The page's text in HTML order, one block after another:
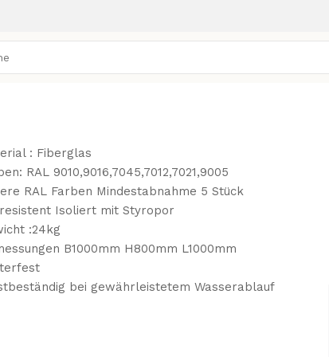
: Fiberglas
RAL 9010,9016,7045,7012,7021,9005
RAL Farben Mindestabnahme 5 Stück
Isoliert mit Styropor
:24kg
B1000mm H800mm L1000mm
bei gewährleistetem Wasserablauf